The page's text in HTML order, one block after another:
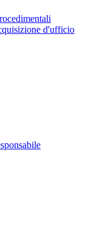
d'ufficio